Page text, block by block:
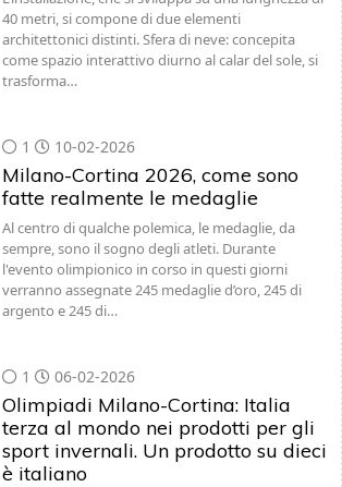
40 metri, si compone di due elementi
architettonici distinti. Sfera di neve: concepita
come spazio interattivo diurno al calar del sole, si
trasforma…
1 10-02-2026
Milano-Cortina 2026, come sono
fatte realmente le medaglie
Al centro di qualche polemica, le medaglie, da
sempre, sono il sogno degli atleti. Durante
l'evento olimpionico in corso in questi giorni
verranno assegnate 245 medaglie d’oro, 245 di
argento e 245 di…
1 06-02-2026
Olimpiadi Milano-Cortina: Italia
terza al mondo nei prodotti per gli
sport invernali. Un prodotto su dieci
è italiano